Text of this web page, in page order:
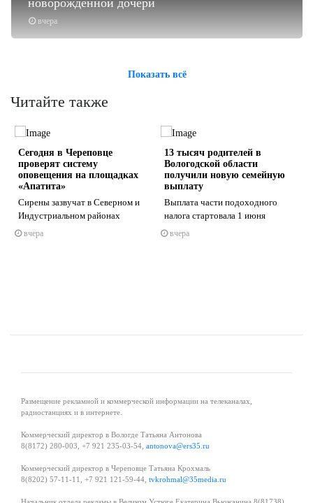
вчера
Показать всё
Читайте также
Сегодня в Череповце
проверят систему
оповещения на площадках
«Апатита»
Сирены зазвучат в Северном и
Индустриальном районах
вчера
13 тысяч родителей в
Вологодской области
получили новую семейную
выплату
Выплата части подоходного
налога стартовала 1 июня
вчера
Размещение рекламной и коммерческой информации на телеканалах,
радиостанциях и в интернете.
Коммерческий директор в Вологде Татьяна Антонова
8(8172) 280-003, +7 921 235-03-54, antonova@ers35.ru
Коммерческий директор в Череповце Татьяна Крохмаль
8(8202) 57-11-11, +7 921 121-59-44, tvkrohmal@35media.ru